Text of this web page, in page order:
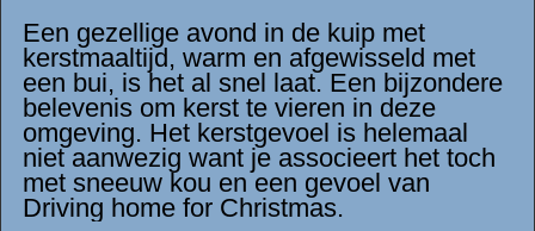
Een gezellige avond in de kuip met
kerstmaaltijd, warm en afgewisseld met
een bui, is het al snel laat. Een bijzondere
belevenis om kerst te vieren in deze
omgeving. Het kerstgevoel is helemaal
niet aanwezig want je associeert het toch
met sneeuw kou en een gevoel van
Driving home for Christmas.